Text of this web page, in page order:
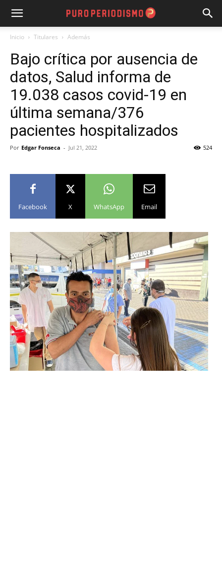
Inicio Titulares Además
Bajo crítica por ausencia de
datos, Salud informa de
19.038 casos covid-19 en
última semana/376
pacientes hospitalizados
Por Edgar Fonseca - Jul 21, 2022 524
Facebook X WhatsApp Email